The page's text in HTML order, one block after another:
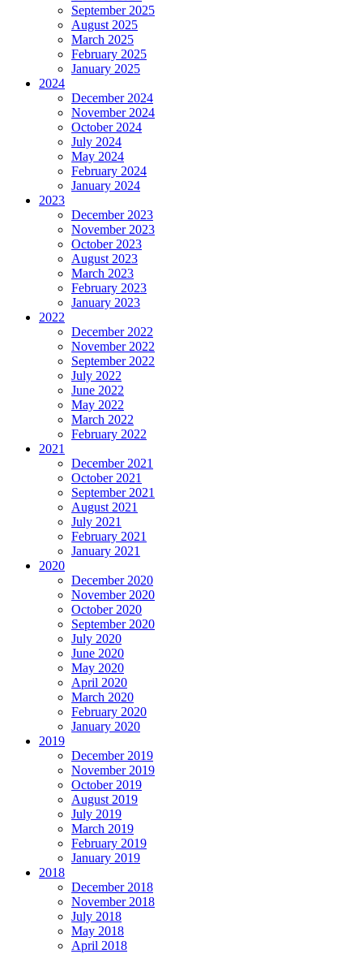
September 2025
August 2025
March 2025
February 2025
January 2025
2024
December 2024
November 2024
October 2024
July 2024
May 2024
February 2024
January 2024
2023
December 2023
November 2023
October 2023
August 2023
March 2023
February 2023
January 2023
2022
December 2022
November 2022
September 2022
July 2022
June 2022
May 2022
March 2022
February 2022
2021
December 2021
October 2021
September 2021
August 2021
July 2021
February 2021
January 2021
2020
December 2020
November 2020
October 2020
September 2020
July 2020
June 2020
May 2020
April 2020
March 2020
February 2020
January 2020
2019
December 2019
November 2019
October 2019
August 2019
July 2019
March 2019
February 2019
January 2019
2018
December 2018
November 2018
July 2018
May 2018
April 2018